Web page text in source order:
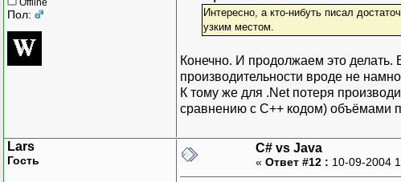
Пол:
Интересно, а кто-нибуть писал
узким местом.
Конечно. И продолжаем это
производительности вроде не
К тому же для .Net потеря
сравнению с C++ кодом) объёмами
Lars
Гость
C# vs Java
« Ответ #12 : 10-09-2004